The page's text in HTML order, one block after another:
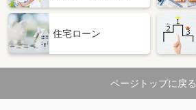
住宅ローン
ページトップに戻る